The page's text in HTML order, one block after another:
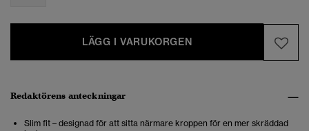
LÄGG I VARUKORGEN
Redaktörens anteckningar
Slim fit – designad för att sitta närmare kroppen för en mer skräddad